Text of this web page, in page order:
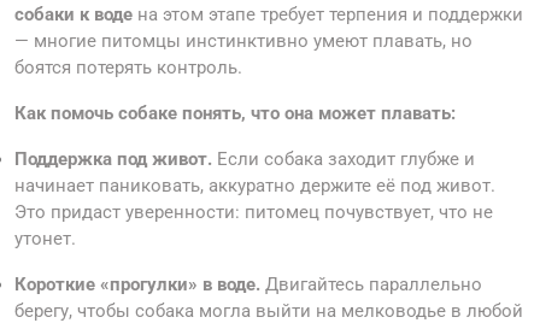
собаки к воде на этом этапе требует терпения и поддержки
— многие питомцы инстинктивно умеют плавать, но
боятся потерять контроль.
Как помочь собаке понять, что она может плавать:
Поддержка под живот. Если собака заходит глубже и
начинает паниковать, аккуратно держите её под живот.
Это придаст уверенности: питомец почувствует, что не
утонет.
Короткие «прогулки» в воде. Двигайтесь параллельно
берегу, чтобы собака могла выйти на мелководье в любой